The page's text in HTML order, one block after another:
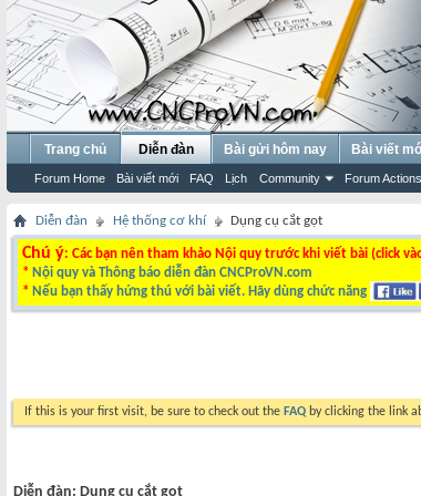
Trang chủ Diễn đàn
Forum Home Bài viết mới FAQ Lịch Community Forum Actions
Bài gửi hôm nay Bài viết
Diễn đàn Hệ thống cơ khí Dụng cụ cắt gọt
Chú ý: Các bạn nên tham khảo Nội quy trước khi viết bài (click
* Nội quy và Thông báo diễn đàn CNCProVN.com
* Nếu bạn thấy hứng thú với bài viết. Hãy dùng chức năng
If this is your first visit, be sure to check out the FAQ by clicking the link
Diễn đàn: Dụng cụ cắt gọt